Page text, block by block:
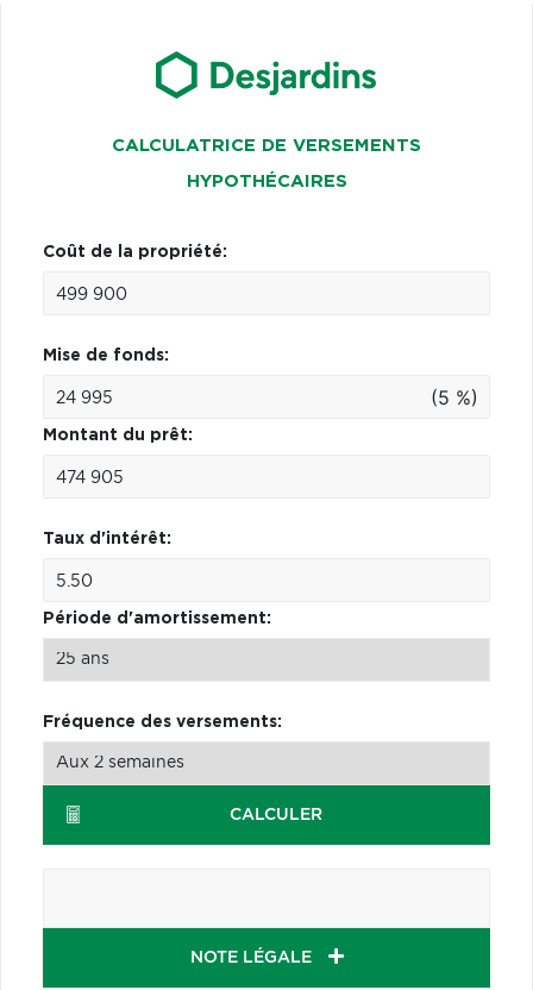
CALCULATRICE DE VERSEMENTS
HYPOTHÉCAIRES
Coût de la propriété:
Mise de fonds:
(5 %)
Montant du prêt:
Taux d'intérêt:
Période d'amortissement:
Fréquence des versements:
CALCULER
NOTE LÉGALE